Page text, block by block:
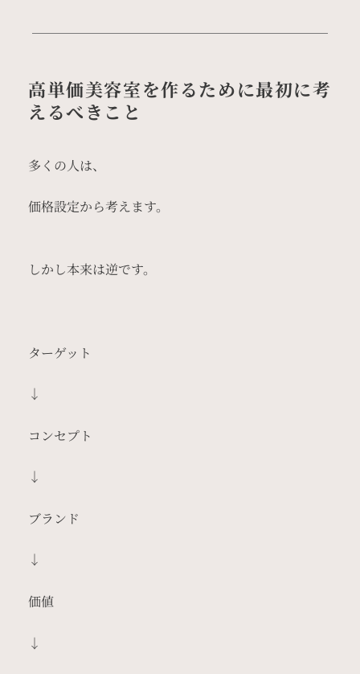
高単価美容室を作るために最初に考
えるべきこと
多くの人は、
価格設定から考えます。
しかし本来は逆です。
ターゲット
↓
コンセプト
↓
ブランド
↓
価値
↓